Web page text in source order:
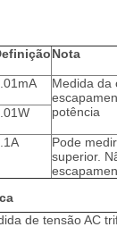
Nota
Medida da
potência
Pode
superior.
de tensão AC